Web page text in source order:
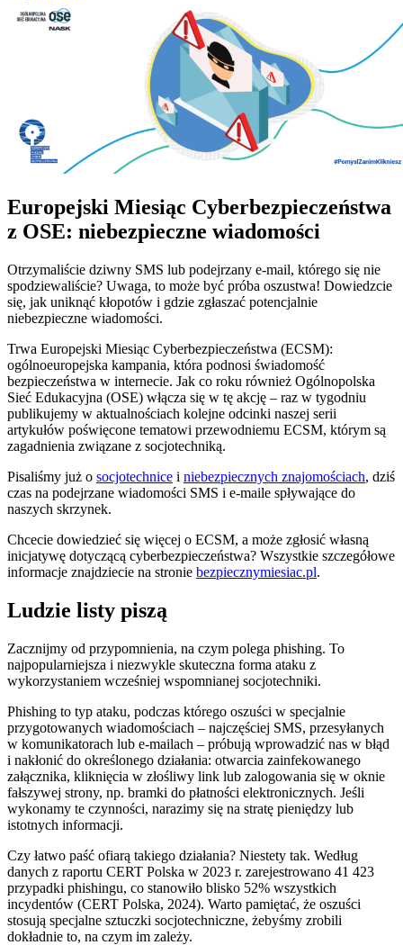
Europejski Miesiąc Cyberbezpieczeństwa
z OSE: niebezpieczne wiadomości
Otrzymaliście dziwny SMS lub podejrzany e-mail, którego się nie
spodziewaliście? Uwaga, to może być próba oszustwa! Dowiedzcie
się, jak uniknąć kłopotów i gdzie zgłaszać potencjalnie
niebezpieczne wiadomości.
Trwa Europejski Miesiąc Cyberbezpieczeństwa (ECSM):
ogólnoeuropejska kampania, która podnosi świadomość
bezpieczeństwa w internecie. Jak co roku również Ogólnopolska
Sieć Edukacyjna (OSE) włącza się w tę akcję – raz w tygodniu
publikujemy w aktualnościach kolejne odcinki naszej serii
artykułów poświęcone tematowi przewodniemu ECSM, którym są
zagadnienia związane z socjotechniką.
Pisaliśmy już o socjotechnice i niebezpiecznych znajomościach, dziś
czas na podejrzane wiadomości SMS i e-maile spływające do
naszych skrzynek.
Chcecie dowiedzieć się więcej o ECSM, a może zgłosić własną
inicjatywę dotyczącą cyberbezpieczeństwa? Wszystkie szczegółowe
informacje znajdziecie na stronie bezpiecznymiesiac.pl.
Ludzie listy piszą
Zacznijmy od przypomnienia, na czym polega phishing. To
najpopularniejsza i niezwykle skuteczna forma ataku z
wykorzystaniem wcześniej wspomnianej socjotechniki.
Phishing to typ ataku, podczas którego oszuści w specjalnie
przygotowanych wiadomościach – najczęściej SMS, przesyłanych
w komunikatorach lub e-mailach – próbują wprowadzić nas w błąd
i nakłonić do określonego działania: otwarcia zainfekowanego
załącznika, kliknięcia w złośliwy link lub zalogowania się w oknie
fałszywej strony, np. bramki do płatności elektronicznych. Jeśli
wykonamy te czynności, narazimy się na stratę pieniędzy lub
istotnych informacji.
Czy łatwo paść ofiarą takiego działania? Niestety tak. Według
danych z raportu CERT Polska w 2023 r. zarejestrowano 41 423
przypadki phishingu, co stanowiło blisko 52% wszystkich
incydentów (CERT Polska, 2024). Warto pamiętać, że oszuści
stosują specjalne sztuczki socjotechniczne, żebyśmy zrobili
dokładnie to, na czym im zależy.